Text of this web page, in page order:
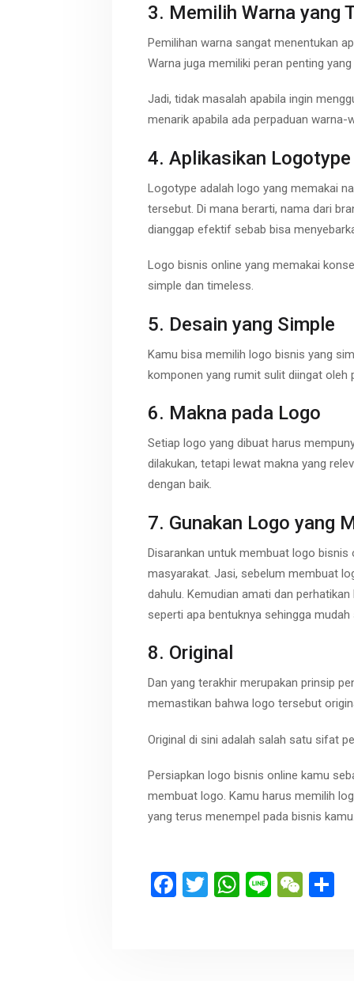
3. Memilih Warna yang
Pemilihan warna sangat menentukan
Warna juga memiliki peran penting
Jadi, tidak masalah apabila ingin
menarik apabila ada perpaduan warna-
4. Aplikasikan Logotype
Logotype adalah logo yang memakai
tersebut. Di mana berarti, nama dari
dianggap efektif sebab bisa
Logo bisnis online yang memakai
simple dan timeless.
5. Desain yang Simple
Kamu bisa memilih logo bisnis yang
komponen yang rumit sulit diingat oleh
6. Makna pada Logo
Setiap logo yang dibuat harus
dilakukan, tetapi lewat makna yang
dengan baik.
7. Gunakan Logo yang
Disarankan untuk membuat logo bisnis
masyarakat. Jasi, sebelum membuat
dahulu. Kemudian amati dan
seperti apa bentuknya sehingga mudah
8. Original
Dan yang terakhir merupakan prinsip
memastikan bahwa logo tersebut
Original di sini adalah salah satu sifat
Persiapkan logo bisnis online kamu
membuat logo. Kamu harus memilih
yang terus menempel pada bisnis kamu.
F
T
W Li
W